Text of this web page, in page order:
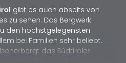
gibt es auch abseits von
zu sehen. Das Bergwerk
den höchstgelegensten
bei Familien sehr beliebt.
das Südtiroler